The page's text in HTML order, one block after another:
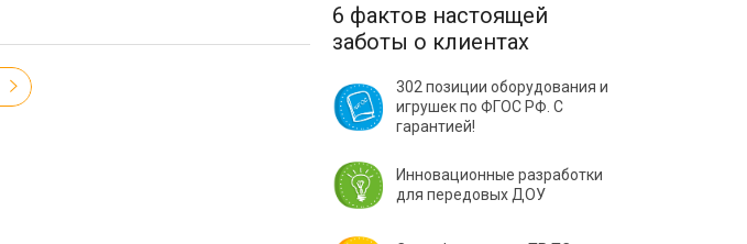
6 фактов настоящей
заботы о клиентах
302 позиции оборудования и
игрушек по ФГОС РФ. С
гарантией!
Инновационные разработки
для передовых ДОУ